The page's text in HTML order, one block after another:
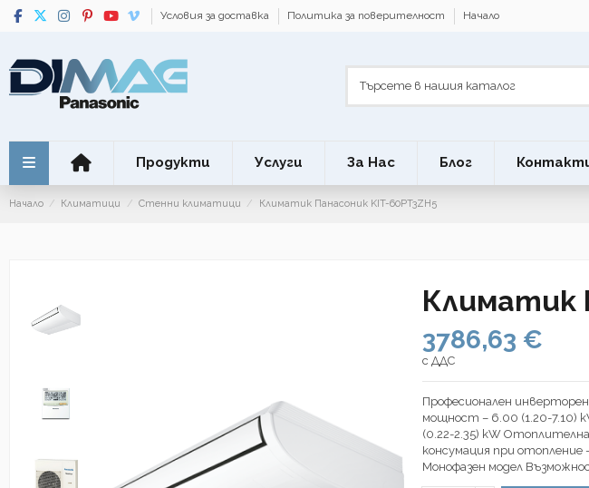
Условия за доставка Политика за поверителност Начало
Продукти Услуги За Нас Блог
Начало Климатици Стенни климатици Климатик Панасоник KIT-60PT3ZH5
Климатик
3786,63 €
с ДДС
Професионален
мощност – 6.00 (1.20-7.10)
(0.22-2.35) kW
консумация при отопление
Монофазен модел